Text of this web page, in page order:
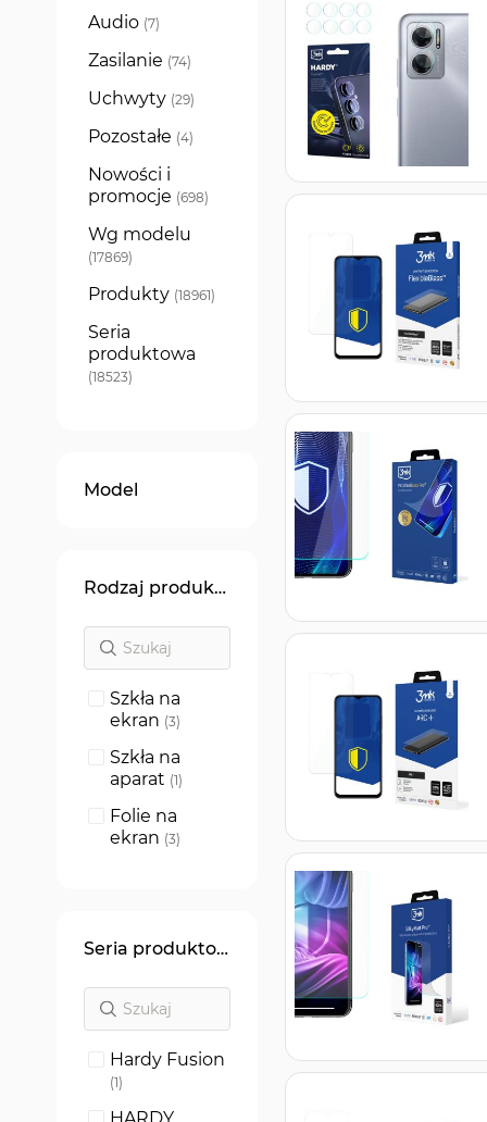
Audio 7
produkty
Zasilanie 74
produkty
Uchwyty 29
produkty
Pozostałe 4
produkty
Nowości i
promocje 698
produkty
Wg modelu
17869
produkty
Produkty 18961
produkty
Seria
produktowa
18523
produkty
Model
Rodzaj produktu
Szkła na
ekran 3
produkty
Szkła na
aparat 1
produkt
Folie na
ekran 3
produkty
Seria produktowa
Hardy Fusion
1
produkt